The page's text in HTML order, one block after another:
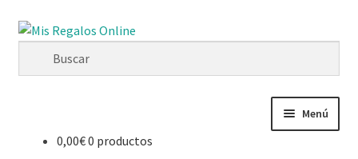
Menú
0,00€0 productos